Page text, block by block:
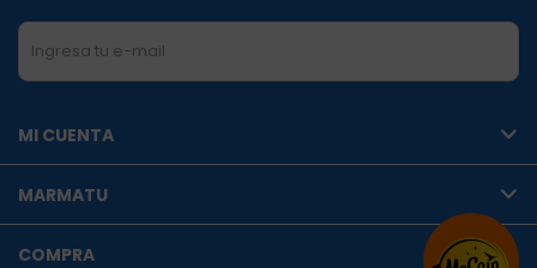
MI CUENTA
MARMATU
COMPRA